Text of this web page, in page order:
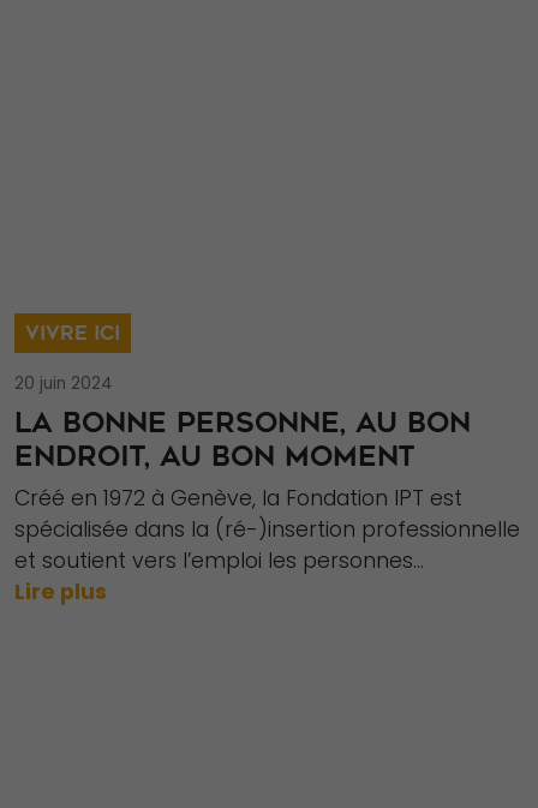
VIVRE ICI
20 juin 2024
LA BONNE PERSONNE, AU BON
ENDROIT, AU BON MOMENT
Créé en 1972 à Genève, la Fondation IPT est
spécialisée dans la (ré-)insertion professionnelle
et soutient vers l’emploi les personnes...
Lire plus